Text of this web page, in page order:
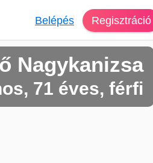
Belépés Regisztráció
Nagykanizsa
71 éves, férfi